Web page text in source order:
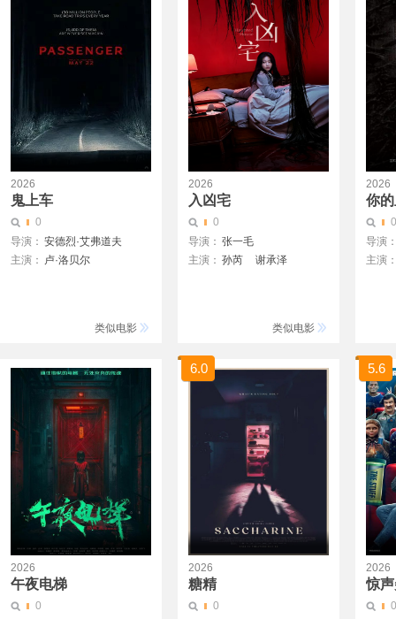
卡丽·迪马库兰甘
肖恩·考夫曼
2026
鬼上车
0
导演： 安德烈·艾弗道夫
主演： 卢·洛贝尔
托尼·杜佩
杰西卡·克鲁兹 \/
米歇尔·L·皮特斯
类似电影
2026
入凶宅
0
导演： 张一毛
主演： 孙芮
谢承泽
类似电影
2026
你
0
导演
主演
2026
午夜电梯
0
6.0
2026
糖精
0
5.6
2026
惊
0